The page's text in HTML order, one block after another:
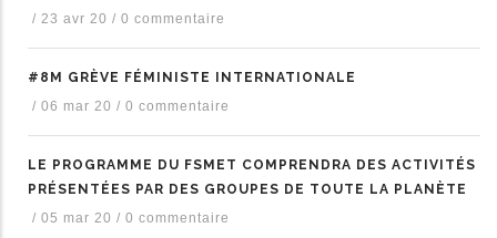
/ 23 avr 20 / 0 commentaire
#8M GRÈVE FÉMINISTE INTERNATIONALE
/ 06 mar 20 / 0 commentaire
LE PROGRAMME DU FSMET COMPRENDRA DES ACTIVITÉS
PRÉSENTÉES PAR DES GROUPES DE TOUTE LA PLANÈTE
/ 05 mar 20 / 0 commentaire